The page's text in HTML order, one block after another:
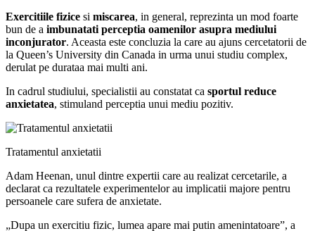
Exercitiile fizice si miscarea, in general, reprezinta un mod foarte
bun de a imbunatati perceptia oamenilor asupra mediului
inconjurator. Aceasta este concluzia la care au ajuns cercetatorii de
la Queen’s University din Canada in urma unui studiu complex,
derulat pe durataa mai multi ani.
In cadrul studiului, specialistii au constatat ca sportul reduce
anxietatea, stimuland perceptia unui mediu pozitiv.
Tratamentul anxietatii
Adam Heenan, unul dintre expertii care au realizat cercetarile, a
declarat ca rezultatele experimentelor au implicatii majore pentru
persoanele care sufera de anxietate.
„Dupa un exercitiu fizic, lumea apare mai putin amenintatoare”, a